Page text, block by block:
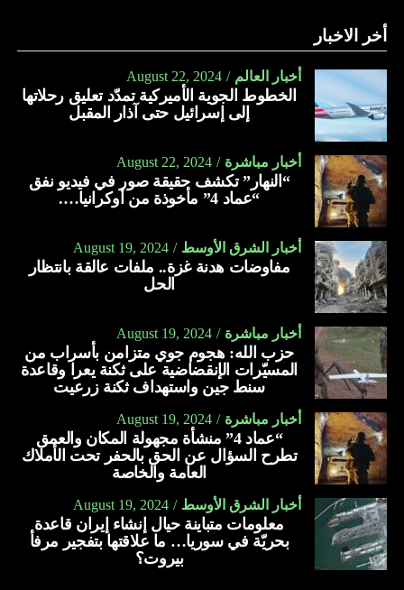
أخر الاخبار
أخبار العالم August 22, 2024
الخطوط الجوية الأميركية تمدّد تعليق رحلاتها
إلى إسرائيل حتى آذار المقبل
أخبار مباشرة August 22, 2024
“النهار” تكشف حقيقة صور في فيديو نفق
“عماد 4” مأخوذة من أوكرانيا….
أخبار الشرق الأوسط August 19, 2024
مفاوضات هدنة غزة.. ملفات عالقة بانتظار
الحل
أخبار مباشرة August 19, 2024
حزب الله: هجوم جوي متزامن بأسراب من
المسيّرات الإنقضاضية على ثكنة يعرا وقاعدة
سنط جين واستهداف ثكنة زرعيت
أخبار مباشرة August 19, 2024
“عماد 4” منشأة مجهولة المكان والعمق
تطرح السؤال عن الحق بالحفر تحت الأملاك
العامة والخاصة
أخبار الشرق الأوسط August 19, 2024
معلومات متباينة حيال إنشاء إيران قاعدة
بحريّة في سوريا… ما علاقتها بتفجير مرفأ
بيروت؟